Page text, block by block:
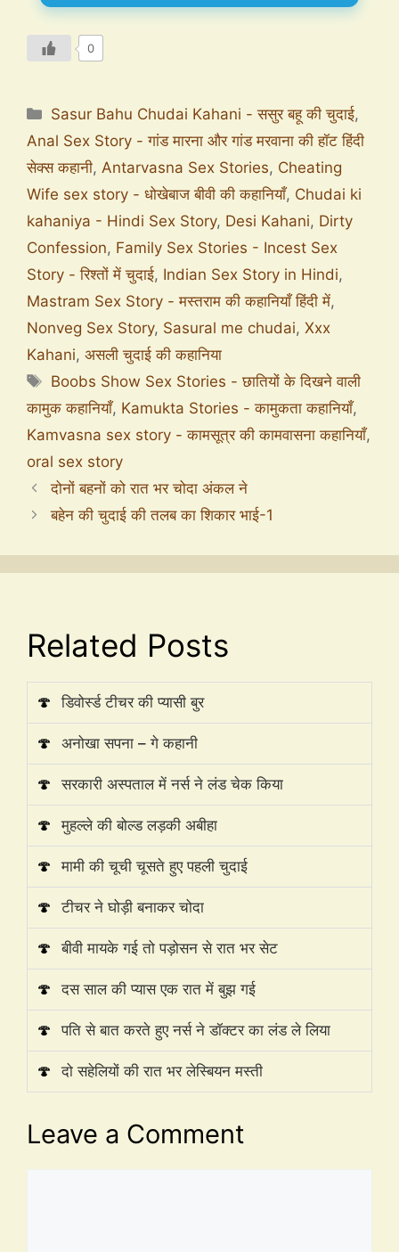
0
Sasur Bahu Chudai Kahani - ससुर बहू की चुदाई,
Anal Sex Story - गांड मारना और गांड मरवाना की हॉट हिंदी
सेक्स कहानी, Antarvasna Sex Stories, Cheating
Wife sex story - धोखेबाज बीवी की कहानियाँ, Chudai ki
kahaniya - Hindi Sex Story, Desi Kahani, Dirty
Confession, Family Sex Stories - Incest Sex
Story - रिश्तों में चुदाई, Indian Sex Story in Hindi,
Mastram Sex Story - मस्तराम की कहानियाँ हिंदी में,
Nonveg Sex Story, Sasural me chudai, Xxx
Kahani, असली चुदाई की कहानिया
Boobs Show Sex Stories - छातियों के दिखने वाली
कामुक कहानियाँ, Kamukta Stories - कामुकता कहानियाँ,
Kamvasna sex story - कामसूत्र की कामवासना कहानियाँ,
oral sex story
दोनों बहनों को रात भर चोदा अंकल ने
बहेन की चुदाई की तलब का शिकार भाई-1
Related Posts
🍄 डिवोर्स्ड टीचर की प्यासी बुर
🍄 अनोखा सपना – गे कहानी
🍄 सरकारी अस्पताल में नर्स ने लंड चेक किया
🍄 मुहल्ले की बोल्ड लड़की अबीहा
🍄 मामी की चूची चूसते हुए पहली चुदाई
🍄 टीचर ने घोड़ी बनाकर चोदा
🍄 बीवी मायके गई तो पड़ोसन से रात भर सेट
🍄 दस साल की प्यास एक रात में बुझ गई
🍄 पति से बात करते हुए नर्स ने डॉक्टर का लंड ले लिया
🍄 दो सहेलियों की रात भर लेस्बियन मस्ती
Leave a Comment